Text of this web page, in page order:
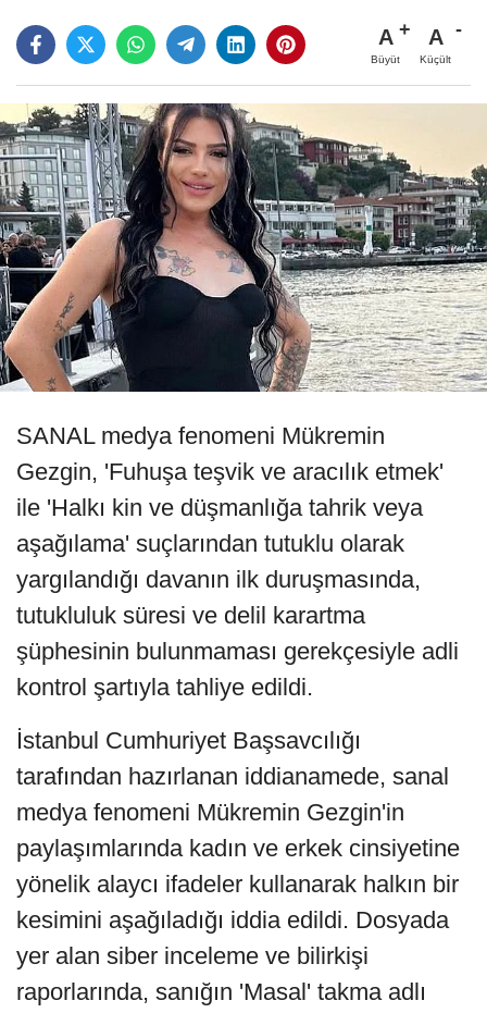
A
Büyüt
A
Küçült
SANAL medya fenomeni Mükremin
Gezgin, 'Fuhuşa teşvik ve aracılık etmek'
ile 'Halkı kin ve düşmanlığa tahrik veya
aşağılama' suçlarından tutuklu olarak
yargılandığı davanın ilk duruşmasında,
tutukluluk süresi ve delil karartma
şüphesinin bulunmaması gerekçesiyle adli
kontrol şartıyla tahliye edildi.
İstanbul Cumhuriyet Başsavcılığı
tarafından hazırlanan iddianamede, sanal
medya fenomeni Mükremin Gezgin'in
paylaşımlarında kadın ve erkek cinsiyetine
yönelik alaycı ifadeler kullanarak halkın bir
kesimini aşağıladığı iddia edildi. Dosyada
yer alan siber inceleme ve bilirkişi
raporlarında, sanığın 'Masal' takma adlı